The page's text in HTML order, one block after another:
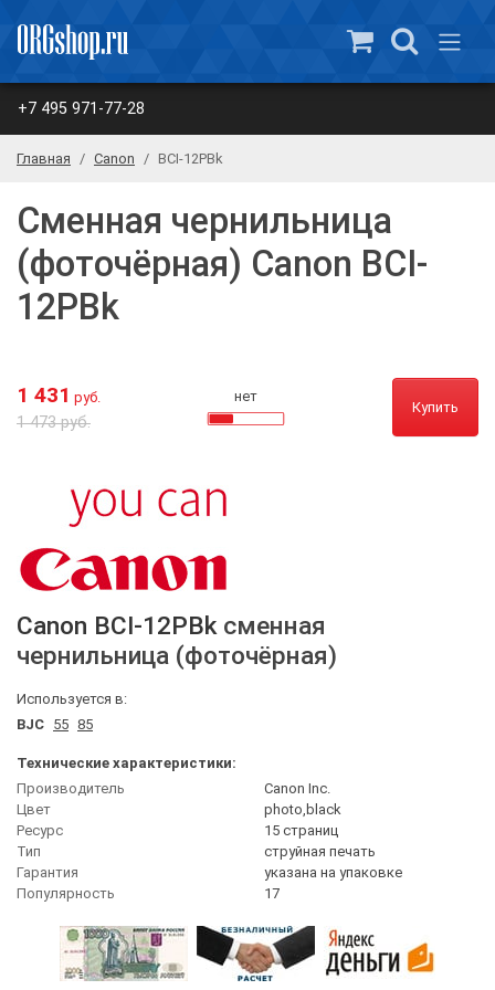
+7 495 971-77-28
Главная Canon BCI-12PBk
Сменная чернильница
(фоточёрная) Canon BCI-
12PBk
1 431 руб.
1 473 руб.
нет
Купить
Canon BCI-12PBk сменная
чернильница (фоточёрная)
Используется в:
BJC 55 85
Технические характеристики:
Производитель
Canon Inc.
Цвет
photo,black
Ресурс
15 страниц
Тип
струйная печать
Гарантия
указана на упаковке
Популярность
17